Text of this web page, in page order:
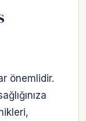
önemlidir.